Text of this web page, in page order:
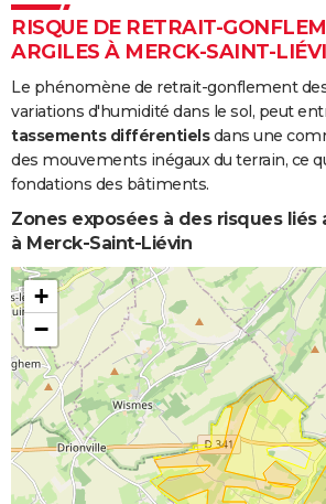
et/ou
Coulées de
Boue
Inondations
et/ou
Coulées de
Boue
31/10/1998 01/11/1998
Inondations
et/ou
Coulées de
Boue
19/12/1993 02/01/
Inondations
et/ou
Coulées de
Boue
18/11/1991 22/11/1991
Inondations
et/ou
20/01/1988 25/02/
RISQUE DE RETRAIT-
ARGILES À MERCK-SAINT-
Le phénomène de retrait-gonflement
variations d'humidité dans le sol, peut
tassements différentielsdans une
des mouvements inégaux du terrain, ce
fondations des bâtiments.
Zones exposées à des risques liés
à Merck-Saint-Liévin
+
−